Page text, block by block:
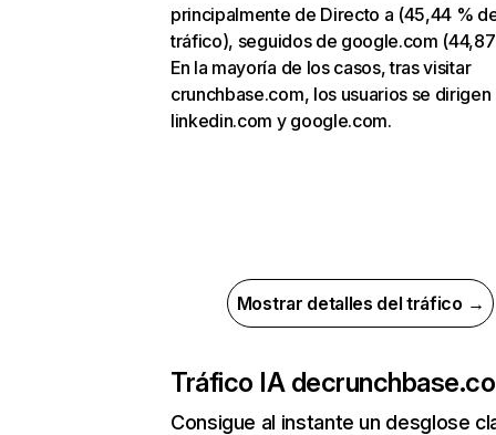
principalmente de Directo a (45,44 %
tráfico), seguidos de google.com
En la mayoría de los casos, tras visitar
crunchbase.com, los usuarios se dirigen
linkedin.com y google.com.
Mostrar detalles del tráfico →
Tráfico IA de
Consigue al instante un desglose